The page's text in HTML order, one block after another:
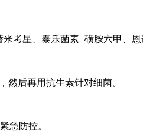
替米考星、泰乐菌素+磺胺
然后再用抗生素针对细菌。
急防控。